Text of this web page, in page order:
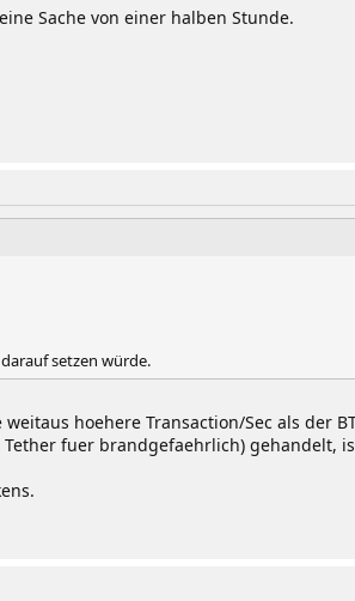
Sache von einer halben Stunde.
setzen würde.
hoehere Transaction/Sec als der
fuer brandgefaehrlich) gehandelt,